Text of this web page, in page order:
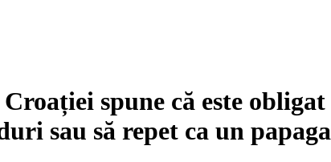
spune că este
sau să repet ca un